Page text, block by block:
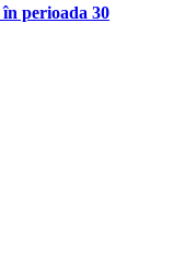
perioada 30